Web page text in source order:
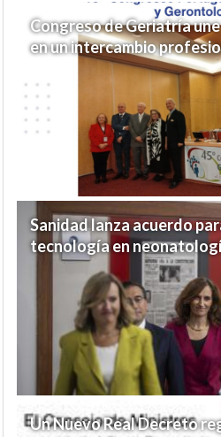
Congreso de Geriatría
en un intercambio
Sanidad lanza acuerdo
tecnología en
Un Nuevo Real Decreto